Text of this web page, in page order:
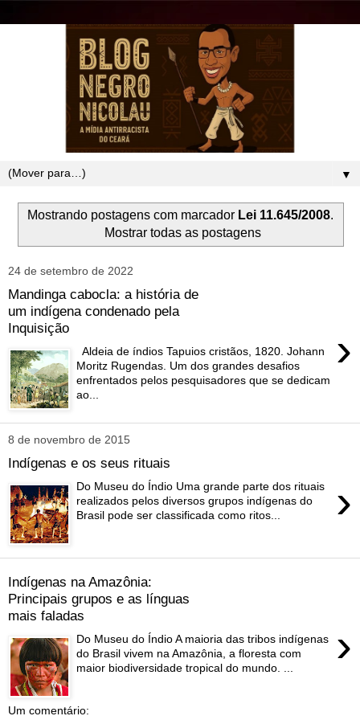
▼
Mostrando postagens com marcador Lei 11.645/2008.
Mostrar todas as postagens
24 de setembro de 2022
Mandinga cabocla: a história de
um indígena condenado pela
Inquisição
›
Aldeia de índios Tapuios cristãos, 1820. Johann
Moritz Rugendas. Um dos grandes desafios
enfrentados pelos pesquisadores que se dedicam
ao...
8 de novembro de 2015
Indígenas e os seus rituais
›
Do Museu do Índio Uma grande parte dos rituais
realizados pelos diversos grupos indígenas do
Brasil pode ser classificada como ritos...
Indígenas na Amazônia:
Principais grupos e as línguas
mais faladas
›
Do Museu do Índio A maioria das tribos indígenas
do Brasil vivem na Amazônia, a floresta com
maior biodiversidade tropical do mundo. ...
Um comentário: